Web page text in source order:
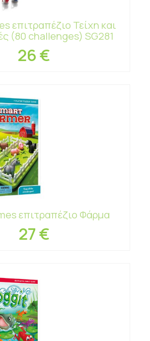
επιτραπέζιο Τείχη και
(80 challenges) SG281
26 €
επιτραπέζιο Φάρμα
27 €